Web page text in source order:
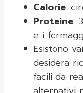
Calorie:
Proteine:
e i
Esistono
desidera
facili da